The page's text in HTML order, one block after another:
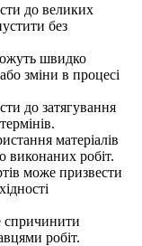
до великих
без
швидко
зміни в процесі
до затягування
матеріалів
виконаних робіт.
може призвести
спричинити
робіт.